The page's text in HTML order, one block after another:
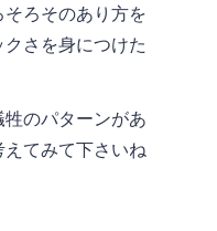
ろそのあり方を
さを身につけた
のパターンがあ
てみて下さいね